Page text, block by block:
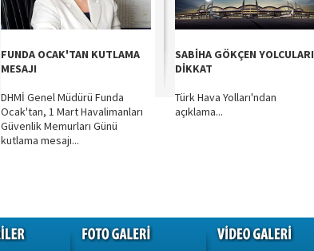
FUNDA OCAK'TAN KUTLAMA
MESAJI
DHMİ Genel Müdürü Funda
Ocak'tan, 1 Mart Havalimanları
Güvenlik Memurları Günü
kutlama mesajı...
SABİHA GÖKÇEN YOLCULARI
DİKKAT
Türk Hava Yolları'ndan
açıklama...